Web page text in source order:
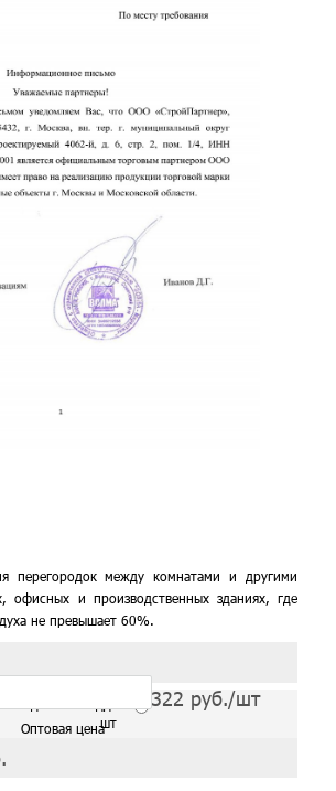
перегородок между комнатами и другими
и производственных зданиях, где
не превышает 60%.
шт
322 руб./шт
Оптовая цена